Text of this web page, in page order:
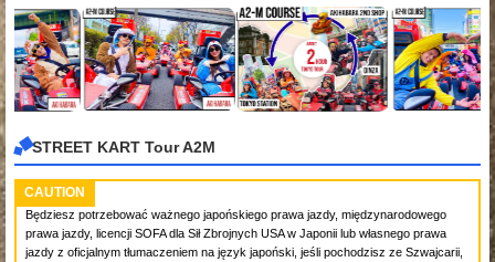
STREET KART Tour A2M
CAUTION
Będziesz potrzebować ważnego japońskiego prawa jazdy, międzynarodowego
prawa jazdy, licencji SOFA dla Sił Zbrojnych USA w Japonii lub własnego prawa
jazdy z oficjalnym tłumaczeniem na język japoński, jeśli pochodzisz ze Szwajcarii,